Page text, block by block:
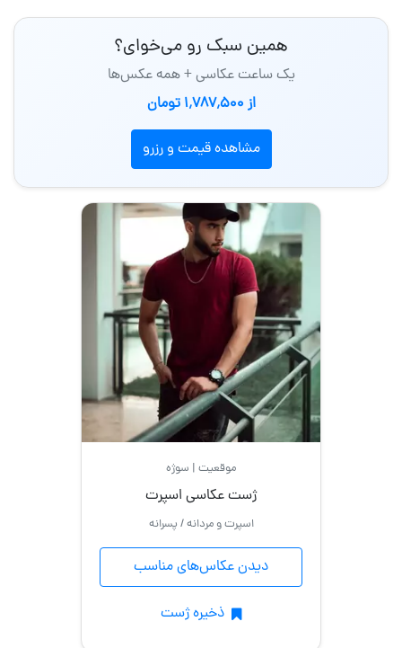
همین سبک رو می‌خوای؟
یک ساعت عکاسی + همه عکس‌ها
از 1٬787٬500 تومان
مشاهده قیمت و رزرو
موقعیت | سوژه
ژست عکاسی اسپرت
اسپرت و مردانه / پسرانه
دیدن عکاس‌های مناسب
ذخیره ژست